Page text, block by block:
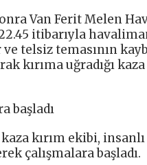
Van Ferit Melen
itibarıyla
ve telsiz temasının
kırıma uğradığı
başladı
kırım ekibi,
çalışmalara başladı.